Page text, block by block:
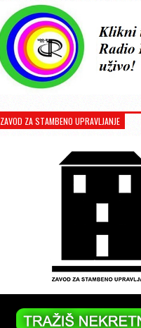
ZAVOD ZA STAMBENO UPRAVLJANJE